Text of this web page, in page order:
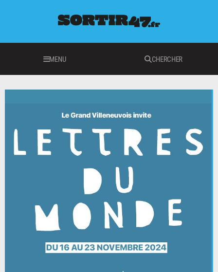
MENU CHERCHER